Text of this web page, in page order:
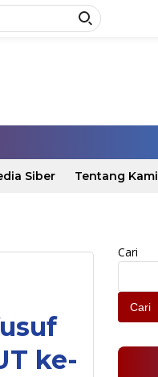
Siber Tentang Kami
ke-
Cari
Cari